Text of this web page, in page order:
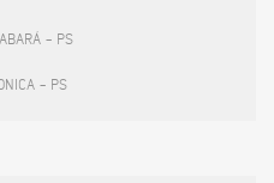
- PS
- PS